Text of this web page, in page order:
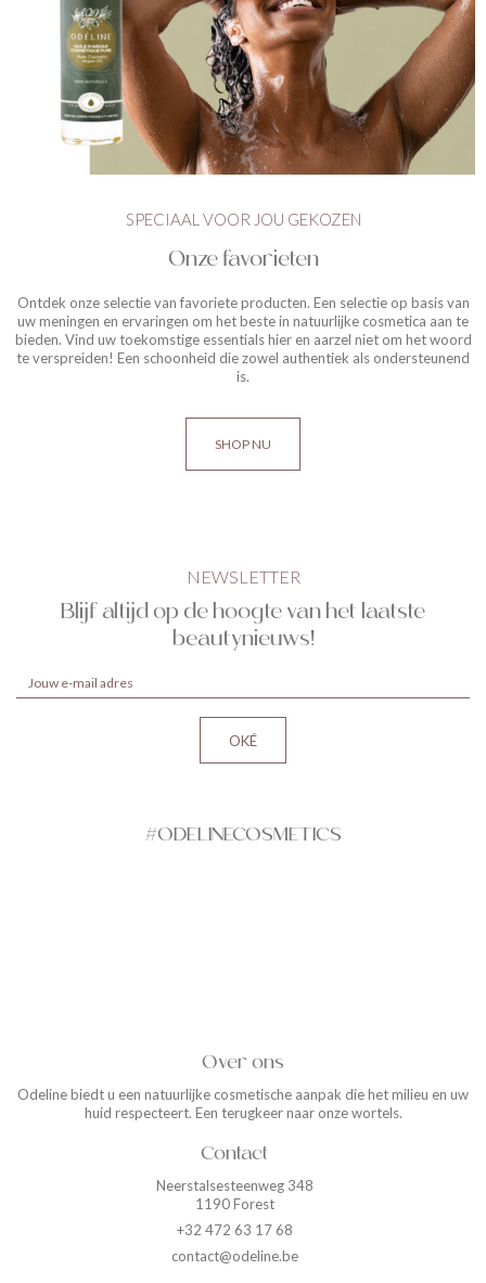
SPECIAAL VOOR JOU GEKOZEN
Onze favorieten
Ontdek onze selectie van favoriete producten. Een selectie op basis van
uw meningen en ervaringen om het beste in natuurlijke cosmetica aan te
bieden. Vind uw toekomstige essentials hier en aarzel niet om het woord
te verspreiden! Een schoonheid die zowel authentiek als ondersteunend
is.
SHOP NU
NEWSLETTER
Blijf altijd op de hoogte van het laatste
beautynieuws!
#ODELINECOSMETICS
Over ons
Odeline biedt u een natuurlijke cosmetische aanpak die het milieu en uw
huid respecteert. Een terugkeer naar onze wortels.
Contact
Neerstalsesteenweg 348
1190 Forest
+32 472 63 17 68
contact@odeline.be